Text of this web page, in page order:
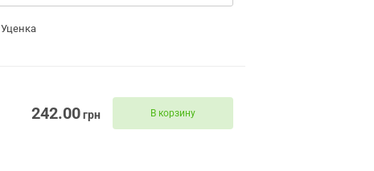
Уценка
242.00грн В корзину